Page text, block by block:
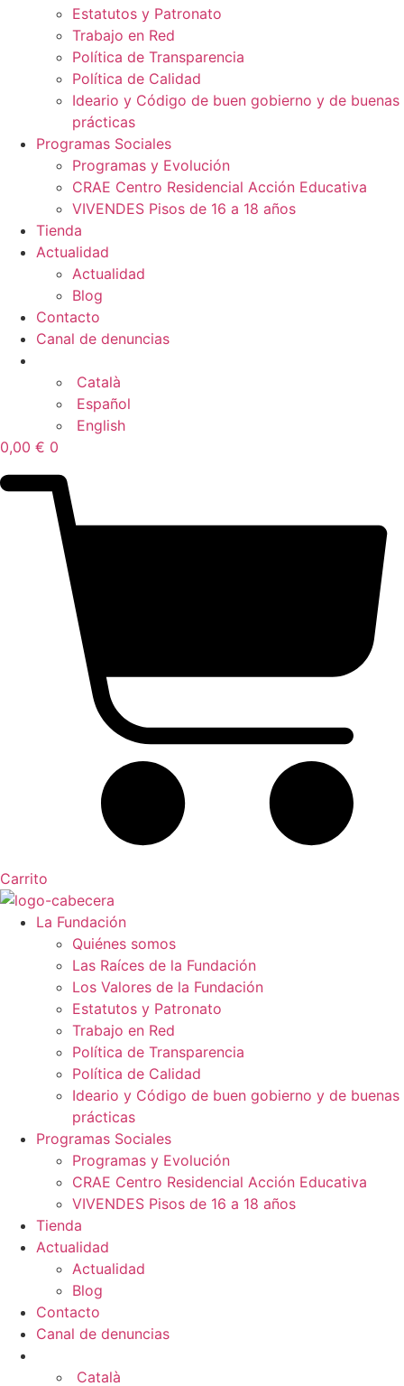
Estatutos y Patronato
Trabajo en Red
Política de Transparencia
Política de Calidad
Ideario y Código de buen gobierno y de buenas
prácticas
Programas Sociales
Programas y Evolución
CRAE Centro Residencial Acción Educativa
VIVENDES Pisos de 16 a 18 años
Tienda
Actualidad
Actualidad
Blog
Contacto
Canal de denuncias
Català
Español
English
0,00 € 0
Carrito
La Fundación
Quiénes somos
Las Raíces de la Fundación
Los Valores de la Fundación
Estatutos y Patronato
Trabajo en Red
Política de Transparencia
Política de Calidad
Ideario y Código de buen gobierno y de buenas
prácticas
Programas Sociales
Programas y Evolución
CRAE Centro Residencial Acción Educativa
VIVENDES Pisos de 16 a 18 años
Tienda
Actualidad
Actualidad
Blog
Contacto
Canal de denuncias
Català